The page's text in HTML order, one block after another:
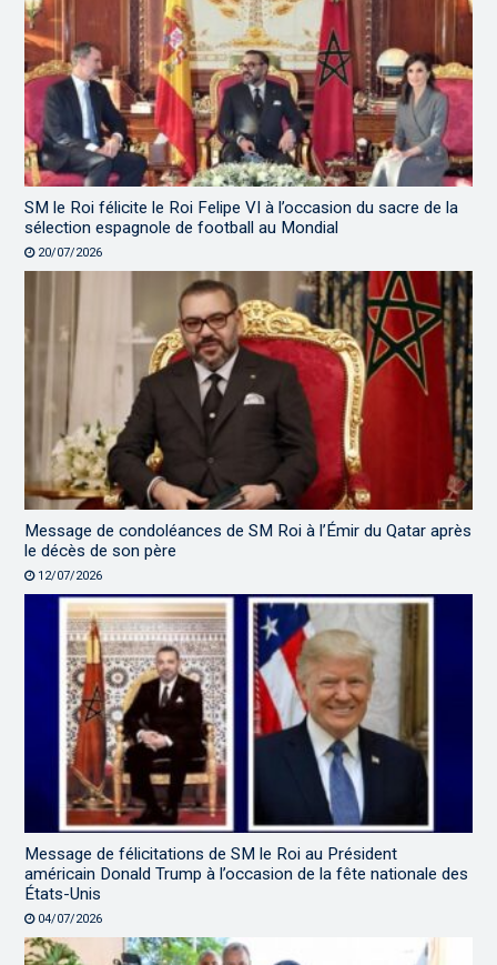
SM le Roi félicite le Roi Felipe VI à l’occasion du sacre de la
sélection espagnole de football au Mondial
20/07/2026
Message de condoléances de SM Roi à l’Émir du Qatar après
le décès de son père
12/07/2026
Message de félicitations de SM le Roi au Président
américain Donald Trump à l’occasion de la fête nationale des
États-Unis
04/07/2026